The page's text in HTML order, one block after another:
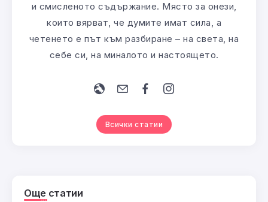
и смисленото съдържание. Място за онези,
които вярват, че думите имат сила, а
четенето е път към разбиране – на света, на
себе си, на миналото и настоящето.
Всички статии
Още статии